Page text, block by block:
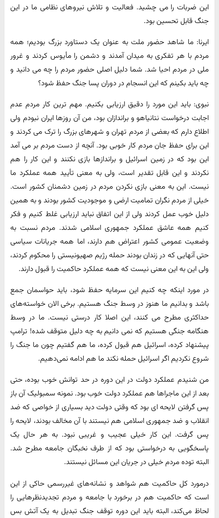
این ضربات را می چشید. فعالیت و تلاش نیروهای نظامی ما در این
جنگ قابل تحسین بود.
ایرنا: ما شاهد حضور ملت به عنوان یک دستاورد بزرگ بودیم؛ همه
مردم با هر تفکری به میدان آمدند و دشمن را مأیوس کردند و غرور
ملی در مردم احیا شد. شما دلیل اصلی حضور مردم را چه می دانید و
چه باید بکینم که این انسجام در دوران پسا جنگ حفظ شود؟
نبوی: باید این مورد را دقیق ارزیابی بکنیم. مهم ترین کار مردم عدم
اجابت درخواست نتانیاهو و براندازان بود، من آن روزها ایران نبودم ولی
اطلاع دارم که بعضی از مردم تهران و شهرهای بزرگ را ترک می کردند و
این برای حفظ جان مردم کار خوبی بود. آنچه از دست مردم بر می آمد
این بود که در زمین اسرائیل و براندازها بازی نکنند و این کار را هم
نکردند و این قابل تقدیر است، ولی به معنی تأیید همه عملکرد ما
نیست. این به معنی بازی نکردن مردم در زمین دشمنان کشور است.
خیلی از مردم نگران تمامیت ارضی و موجودیت کشور بودند و به همین
دلیل خوب عمل کردند ولی از این اتفاق نباید ارزیابی غلط کنیم و فکر
کنیم همه عاشق عملکرد جمهوری اسلامی شدند. مردم نسبت به
وضعیت عمومی کشور اعتراض هم دارند، اما همه جریانات سیاسی
حتی آنهایی که در زندان بودند حمله رژیم صهیونیستی را محکوم کردند،
ولی این به این معنی نیست که همه عملکرد حاکمیت را قبول دارند.
در مورد اینکه چه کنیم این سرمایه حفظ شود، باید حواسمان جمع
باشد و بدانیم ما هنوز در وسط جنگ هستیم. برخی الان خواسته‌های
حداکثری مطرح می کنند، این اصلا کار درستی نیست. ما در وسط
هنگامه جنگی هستیم که نمی دانیم به چه دلیل متوقف شده! ترامپ
پیشنهاد کرده، اسرائیل هم قبول کرده، ما هم گفتیم چون ما جنگ را
شروع نکردیم اگر اسرائیل حمله نکند ما هم ادامه نمی‌دهیم.
من شنیدم عملکرد دولت در این دوره در حد توانش خوب بوده، حتی
بعد از این ماجراها هم عملکرد دولت خوب بود. نمونه سمبولیک آن باز
پس گرفتن لایحه ای بود که وقتی دولت دید بسیاری از خواصی که ضد
انقلاب و ضد جمهوری اسلامی هم نیستند با آن مخالف بودند، لایحه را
پس گرفت. این کار خیلی عجیب و غریبی نبود. به هر حال یک
پاسخگویی به درخواستی بود که از طرف نخبگان جامعه مطرح شد.
البته توده مردم خیلی در جریان این مسائل نیستند.
درمورد کل حاکمیت هم شواهد و نشانه‌های غیررسمی حاکی از این
است که حاکمیت هم در برخورد با جامعه و مردم تجدیدنظرهایی را
لحاظ می‌کند، البته باید این دوره توقف جنگ تبدیل به یک آتش بس